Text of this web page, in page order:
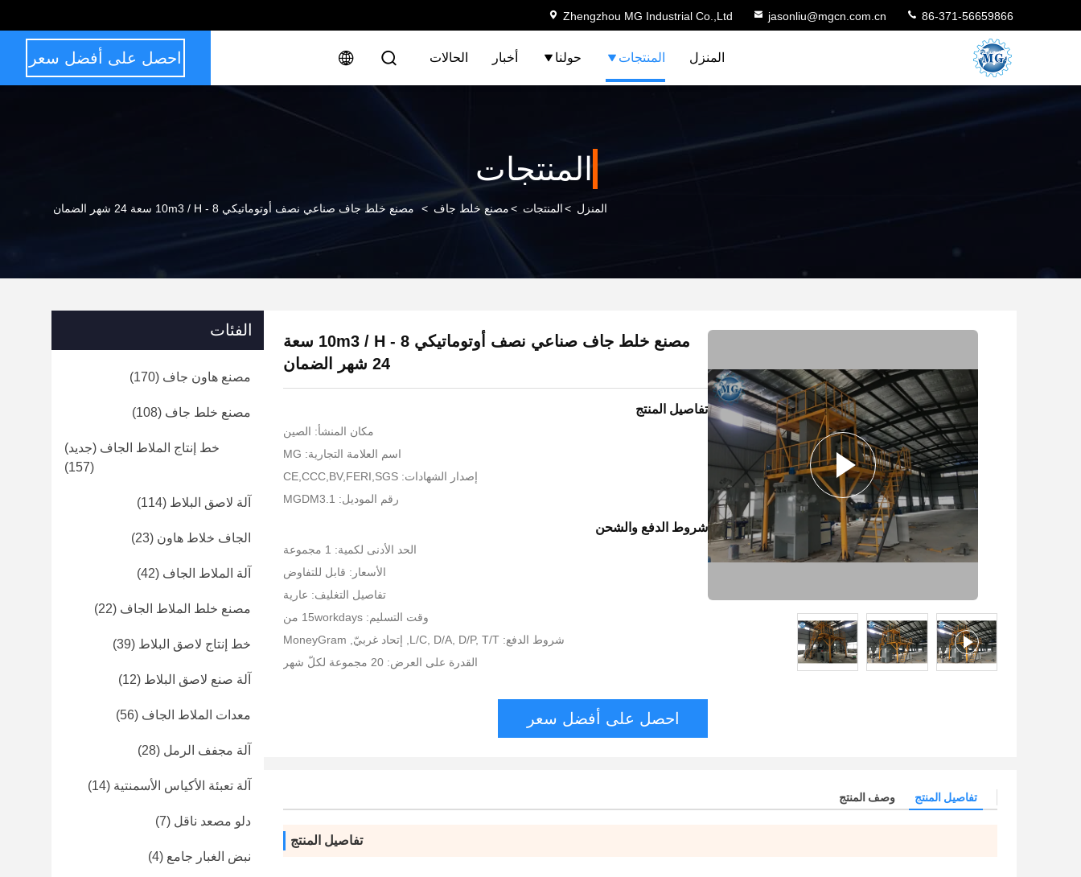
Zhengzhou MG Industrial Co.,Ltd jasonliu@mgcn.com.cn 86-371-56659866
المنزل المنتجات حولنا أخبار الحالات احصل على أفضل سعر
المنتجات
المنزل >المنتجات >مصنع خلط جاف > مصنع خلط جاف صناعي نصف أوتوماتيكي 8 - 10m3 / H سعة 24 شهر الضمان
مصنع خلط جاف صناعي نصف أوتوماتيكي 8 - 10m3 / H سعة
24 شهر الضمان
تفاصيل المنتج
مكان المنشأ: الصين
اسم العلامة التجارية: MG
إصدار الشهادات: CE,CCC,BV,FERI,SGS
رقم الموديل: MGDM3.1
شروط الدفع والشحن
الحد الأدنى لكمية: 1 مجموعة
الأسعار: قابل للتفاوض
تفاصيل التغليف: عارية
وقت التسليم: 15workdays من
شروط الدفع: L/C, D/A, D/P, T/T, إتحاد غربيّ, MoneyGram
القدرة على العرض: 20 مجموعة لكلّ شهر
احصل على أفضل سعر
تفاصيل المنتج وصف المنتج
تفاصيل المنتج
الفئات
مصنع هاون جاف (170)
مصنع خلط جاف (108)
خط إنتاج الملاط الجاف (جديد)
(157)
آلة لاصق البلاط (114)
الجاف خلاط هاون (23)
آلة الملاط الجاف (42)
مصنع خلط الملاط الجاف (22)
خط إنتاج لاصق البلاط (39)
آلة صنع لاصق البلاط (12)
معدات الملاط الجاف (56)
آلة مجفف الرمل (28)
آلة تعبئة الأكياس الأسمنتية (14)
دلو مصعد ناقل (7)
نبض الغبار جامع (4)